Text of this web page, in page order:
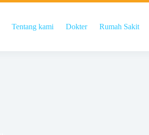
Tentang kami Dokter Rumah Sakit